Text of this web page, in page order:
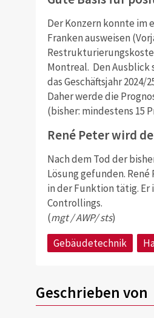
Der Konzern konnte im
Franken ausweisen
Montreal. Den Ausblick
das Geschäftsjahr
Daher werde die
(bisher: mindestens 15
René Peter wird
Nach dem Tod der
Lösung gefunden.
in der Funktion tätig. Er
Controllings.
(mgt / AWP/ sts)
Gebäudetechnik
Geschrieben von